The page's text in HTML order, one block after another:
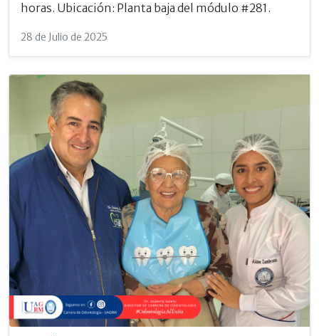
horas. Ubicación: Planta baja del módulo #281.
28 de Julio de 2025